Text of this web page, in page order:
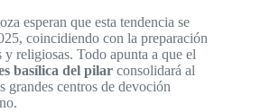
esperan que esta tendencia se
coincidiendo con la preparación
y religiosas. Todo apunta a que el
basílica del pilar consolidará al
grandes centros de devoción